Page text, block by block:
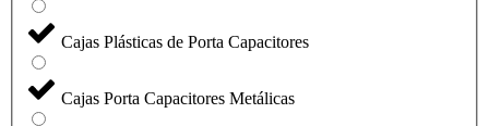
Cajas Plásticas de Porta Capacitores
Cajas Porta Capacitores Metálicas